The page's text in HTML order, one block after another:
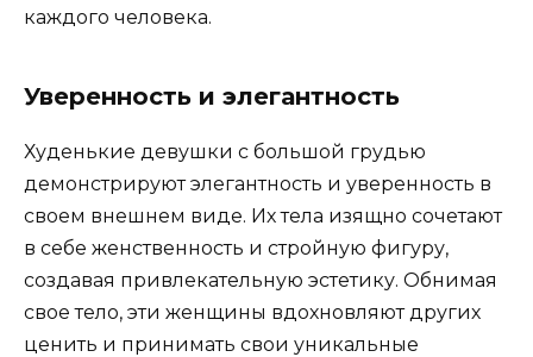
каждого человека.
Уверенность и элегантность
Худенькие девушки с большой грудью
демонстрируют элегантность и уверенность в
своем внешнем виде. Их тела изящно сочетают
в себе женственность и стройную фигуру,
создавая привлекательную эстетику. Обнимая
свое тело, эти женщины вдохновляют других
ценить и принимать свои уникальные